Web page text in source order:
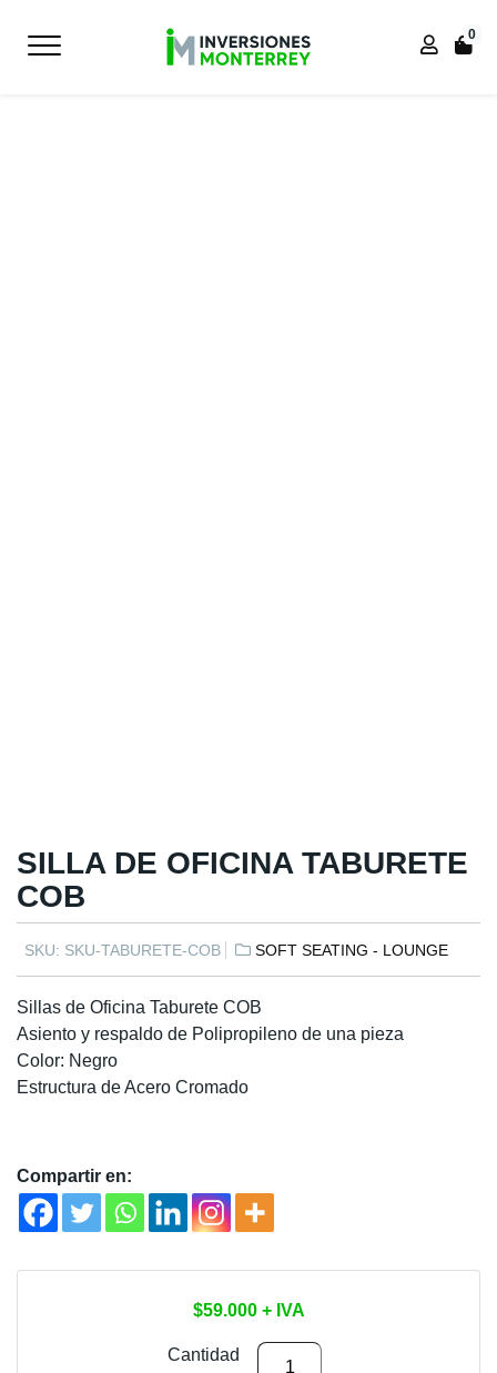
0
Inicio
SOFT SEATING - LOUNGE
SILLA DE OFICINA TABURETE
COB
SKU: SKU-TABURETE-COB SOFT SEATING - LOUNGE
Sillas de Oficina Taburete COB
Asiento y respaldo de Polipropileno de una pieza
Color: Negro
Estructura de Acero Cromado
Compartir en:
$59.000+ IVA
Cantidad
SILLA